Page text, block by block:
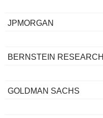
JPMORGAN
BERNSTEIN RESEARCH
GOLDMAN SACHS